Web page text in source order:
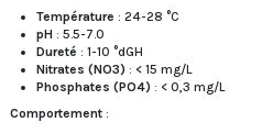
Température : 24-28 °C
pH : 5.5-7.0
Dureté : 1-10 °dGH
Nitrates (NO3) : < 15 mg/L
Phosphates (PO4) : < 0,3 mg/L
Comportement :